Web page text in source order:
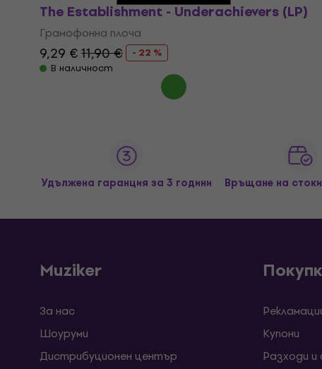
The Establishment - Underachievers (LP)
Грамофонна плоча
9,29 €11,90 €
- 22 %
В наличност
Удължена гаранция за 3 години Връщане на
Muziker
За нас
Шоуруми
Дистрибуционен център
Kупони
Разходи